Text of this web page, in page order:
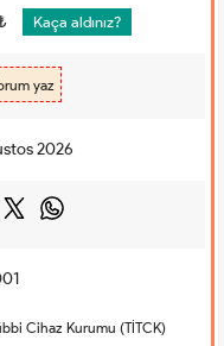
Kaça aldınız?
yaz
2026
Cihaz Kurumu (TİTCK)